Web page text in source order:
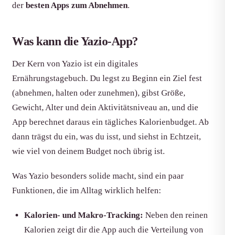
der besten Apps zum Abnehmen.
Was kann die Yazio-App?
Der Kern von Yazio ist ein digitales
Ernährungstagebuch. Du legst zu Beginn ein Ziel fest
(abnehmen, halten oder zunehmen), gibst Größe,
Gewicht, Alter und dein Aktivitätsniveau an, und die
App berechnet daraus ein tägliches Kalorienbudget. Ab
dann trägst du ein, was du isst, und siehst in Echtzeit,
wie viel von deinem Budget noch übrig ist.
Was Yazio besonders solide macht, sind ein paar
Funktionen, die im Alltag wirklich helfen:
Kalorien- und Makro-Tracking: Neben den reinen
Kalorien zeigt dir die App auch die Verteilung von